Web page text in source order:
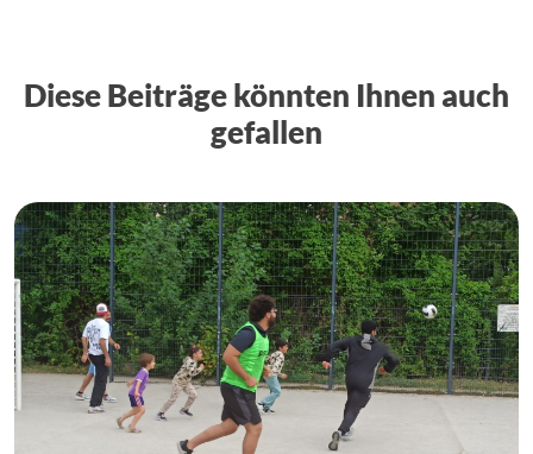
Diese Beiträge könnten Ihnen auch
gefallen